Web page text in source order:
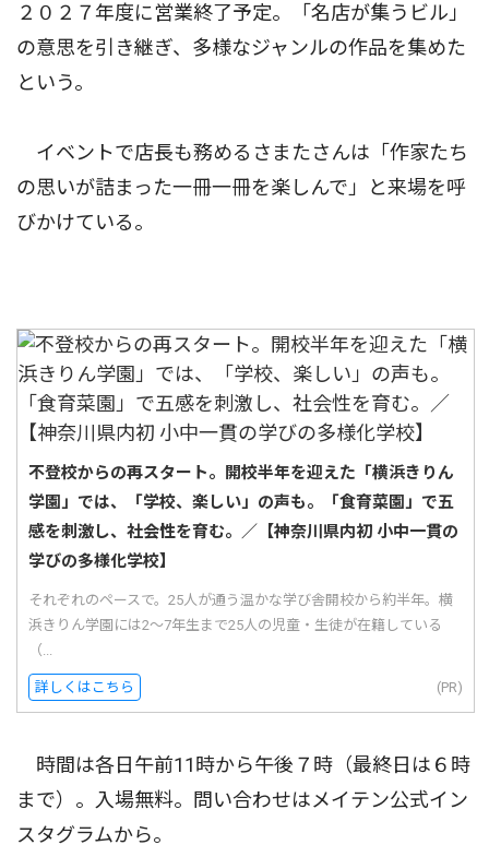
２０２７年度に営業終了予定。「名店が集うビル」
の意思を引き継ぎ、多様なジャンルの作品を集めた
という。
イベントで店長も務めるさまたさんは「作家たち
の思いが詰まった一冊一冊を楽しんで」と来場を呼
びかけている。
不登校からの再スタート。開校半年を迎えた「横浜きりん
学園」では、「学校、楽しい」の声も。「食育菜園」で五
感を刺激し、社会性を育む。／【神奈川県内初 小中一貫の
学びの多様化学校】
それぞれのペースで。25人が通う温かな学び舎開校から約半年。横
浜きりん学園には2〜7年生まで25人の児童・生徒が在籍している
（...
詳しくはこちら (PR)
時間は各日午前11時から午後７時（最終日は６時
まで）。入場無料。問い合わせはメイテン公式イン
スタグラムから。